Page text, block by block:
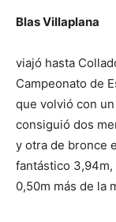
Blas Villaplana
viajó hasta
Campeonato de
que volvió con
consiguió dos
y otra de bronce
fantástico
0,50m más de la